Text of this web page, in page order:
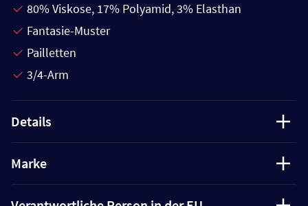
80% Viskose, 17% Polyamid, 3% Elasthan
Fantasie-Muster
Pailletten
3/4-Arm
Details
Marke